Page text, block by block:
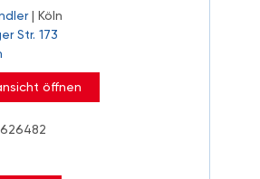
| Köln
Str. 173
öffnen